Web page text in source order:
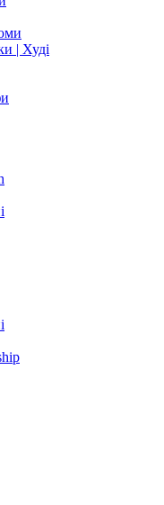
| Худі